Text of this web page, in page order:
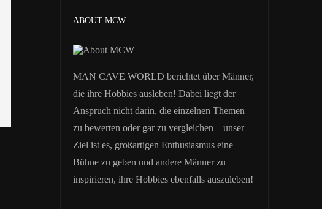
ABOUT MCW
MAN CAVE WORLD berichtet über Männer,
die ihre Hobbies ausleben! Dabei liegt der
Anspruch nicht darin, die einzelnen Themen
zu bewerten oder gar zu vergleichen – unser
Ziel ist es, großartigen Enthusiasmus eine
Bühne zu geben und andere Männer zu
inspirieren, ihre Hobbies ebenfalls auszuleben!